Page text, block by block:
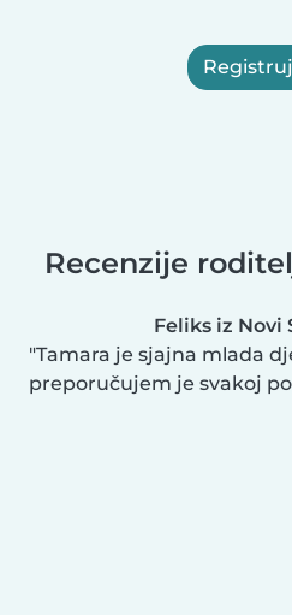
Recenzije
Feliks iz Novi
Tamara je sjajna mlada
preporučujem je svakoj